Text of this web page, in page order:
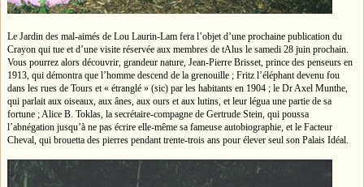
Le Jardin des mal-aimés de Lou Laurin-Lam fera l’objet d’une prochaine publication du
Crayon qui tue et d’une visite réservée aux membres de tAlus le samedi 28 juin prochain.
Vous pourrez alors découvrir, grandeur nature, Jean-Pierre Brisset, prince des penseurs en
1913, qui démontra que l’homme descend de la grenouille ; Fritz l’éléphant devenu fou
dans les rues de Tours et « étranglé » (sic) par les habitants en 1904 ; le Dr Axel Munthe,
qui parlait aux oiseaux, aux ânes, aux ours et aux lutins, et leur légua une partie de sa
fortune ; Alice B. Toklas, la secrétaire-compagne de Gertrude Stein, qui poussa
l’abnégation jusqu’à ne pas écrire elle-même sa fameuse autobiographie, et le Facteur
Cheval, qui brouetta des pierres pendant trente-trois ans pour élever seul son Palais Idéal.